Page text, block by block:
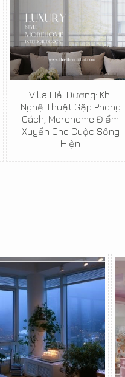
Villa Hải Dương: Khi
Nghệ Thuật Gặp Phong
Cách, Morehome Điểm
Xuyến Cho Cuộc Sống
Hiện